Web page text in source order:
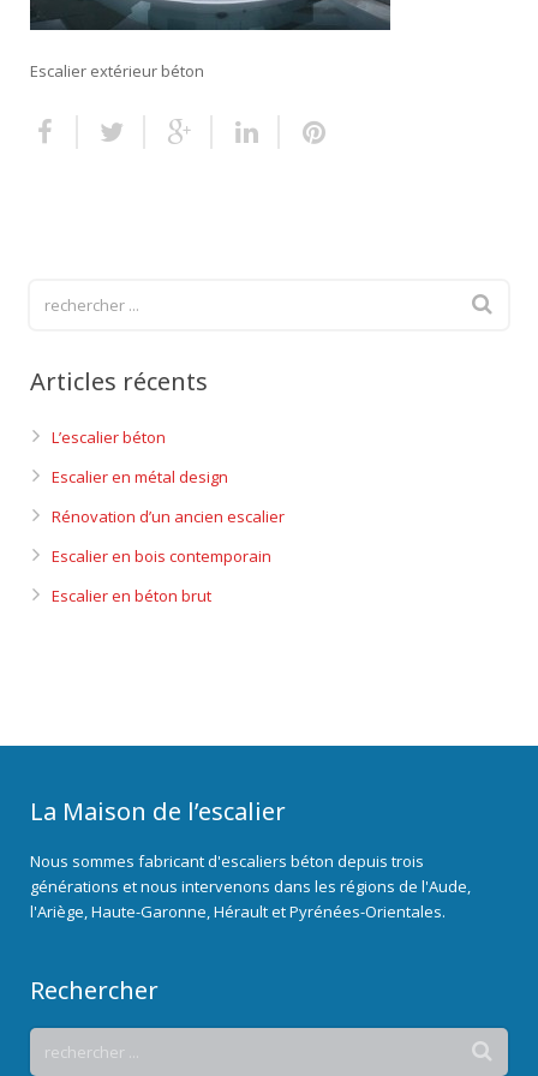
Escalier extérieur béton
Articles récents
L’escalier béton
Escalier en métal design
Rénovation d’un ancien escalier
Escalier en bois contemporain
Escalier en béton brut
La Maison de l’escalier
Nous sommes fabricant d'escaliers béton depuis trois
générations et nous intervenons dans les régions de l'Aude,
l'Ariège, Haute-Garonne, Hérault et Pyrénées-Orientales.
Rechercher